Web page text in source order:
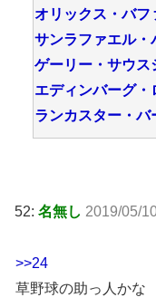
オリックス・バフ
サンラファエル・
ゲーリー・サウス
エディンバーグ・
ランカスター・バ
52: 名無し 2019/05/
>>24
草野球の助っ人かな